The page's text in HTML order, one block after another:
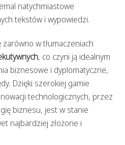
natychmiastowe
tekstów i wypowiedzi.
zarówno w tłumaczeniach
, co czyni ją idealnym
biznesowe i dyplomatyczne,
Dzięki szerokiej gamie
technologicznych, przez
biznesu, jest w stanie
najbardziej złożone i